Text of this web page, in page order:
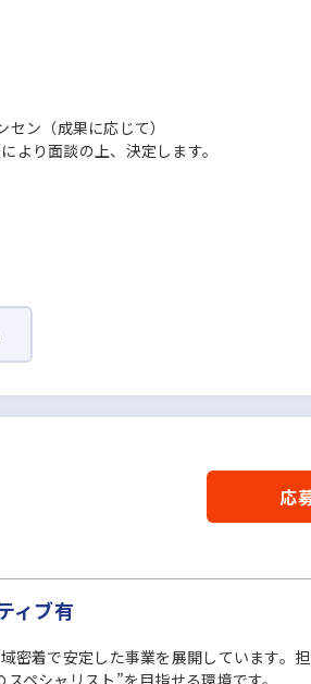
ン（成果に応じて）
より面談の上、決定します。
応
ィブ有
密着で安定した事業を展開しています。